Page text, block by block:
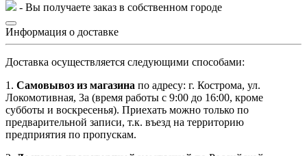
- Вы получаете заказ в собственном городе
Информация о доставке
Доставка осуществляется следующими способами:
1. Самовывоз из магазина по адресу: г. Кострома, ул.
Локомотивная, 3а (время работы с 9:00 до 16:00, кроме
субботы и воскресенья). Приехать можно только по
предварительной записи, т.к. въезд на территорию
предприятия по пропускам.